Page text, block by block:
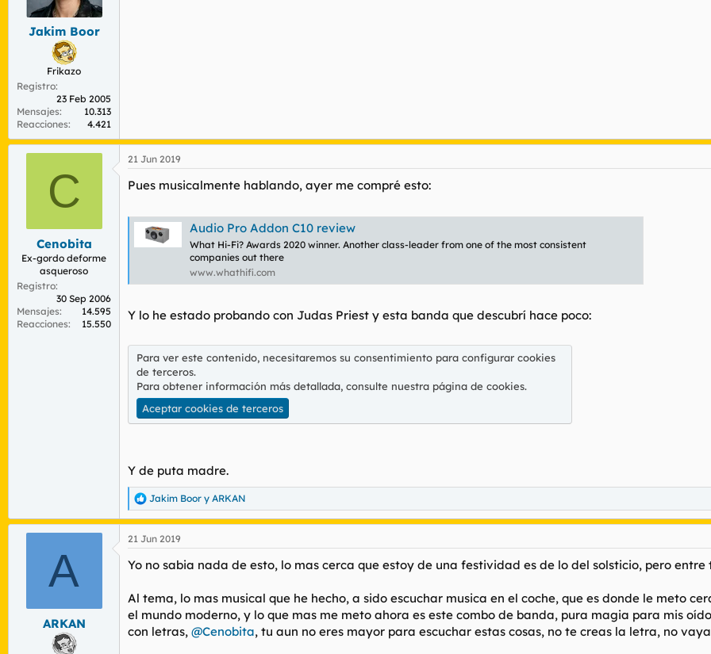
Jakim Boor
Frikazo
Registro
23 Feb 2005
Mensajes
10.313
Reacciones
4.421
C
Cenobita
Ex-gordo deforme
asqueroso
Registro
30 Sep 2006
Mensajes
14.595
Reacciones
15.550
21 Jun 2019
Pues musicalmente hablando, ayer me compré esto:
Audio Pro Addon C10 review
What Hi-Fi? Awards 2020 winner. Another class-leader from one of the most consistent
companies out there
www.whathifi.com
Y lo he estado probando con Judas Priest y esta banda que descubrí hace poco:
Para ver este contenido, necesitaremos su consentimiento para configurar cookies
de terceros.
Para obtener información más detallada, consulte nuestra página de cookies.
Aceptar cookies de terceros
Y de puta madre.
R
e
c
i
n
e
s
:
Jakim Boor y ARKAN
A
ARKAN
21 Jun 2019
Yo no sabia nada de esto, lo mas cerca que estoy de una festividad es de lo del solsticio, pero
Al tema, lo mas musical que he hecho, a sido escuchar musica en el coche, que es donde le meto
el mundo moderno, y lo que mas me meto ahora es este combo de banda, pura magia para mis
con letras, @Cenobita, tu aun no eres mayor para escuchar estas cosas, no te creas la letra, no